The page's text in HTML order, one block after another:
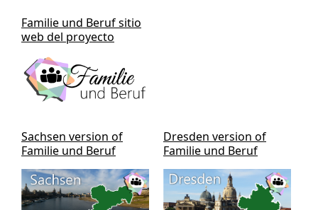
Familie und Beruf sitio
web del proyecto
Sachsen version of
Familie und Beruf
Dresden version of
Familie und Beruf